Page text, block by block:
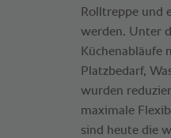
Rolltreppe und
werden. Unter
Küchenabläufe
Platzbedarf,
wurden
maximale
sind heute die